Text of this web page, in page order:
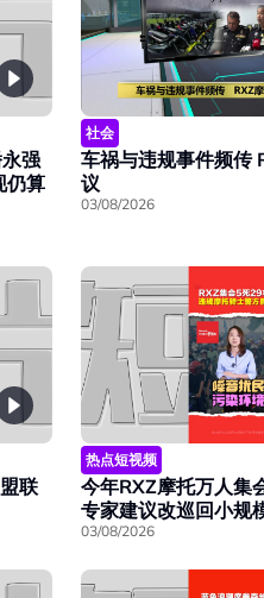
强
仍算
社会
车祸与违规事件频传
议
03/08/2026
联
热点短视频
今年RXZ摩托万人集
专家建议改巡回小规
03/08/2026